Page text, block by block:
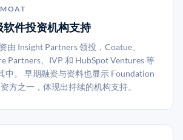
软件投资机构支持
由 Insight Partners 领投，Coatue、
Partners、IVP 和 HubSpot Ventures 等
中。 早期融资与资料也显示 Foundation
方之一，体现出持续的机构支持。